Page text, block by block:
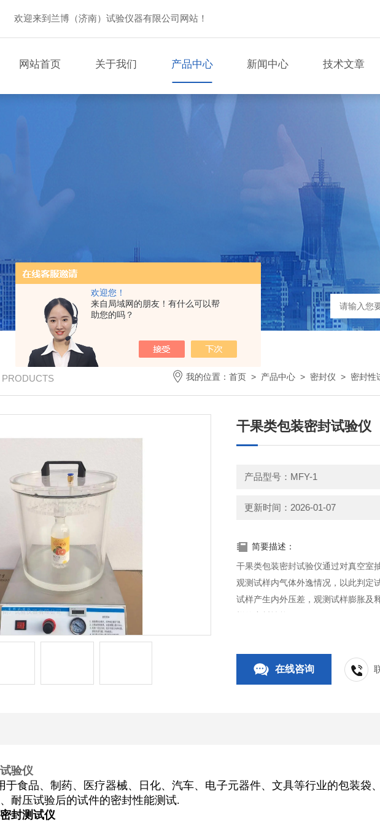
欢迎您！
来自局域网的朋友！有什么可以帮
助您的吗？
欢迎来到兰博（济南）试验仪器有限公司网站！
网站首页 关于我们 产品中心 新闻中心 技术文章
PRODUCTS 我的位置： 首页 > 产品中心 > 密封仪 > 密封性
干果类包装密封试验仪
产品型号：MFY-1
更新时间：2026-01-07
简要描述：
干果类包装密封试验仪通过对真空室
观测试样内气体外逸情况，以此判定
试样产生内外压差，观测试样膨胀及
样的密封性能。
在线咨询
验仪
于食品、制药、医疗器械、日化、汽车、电子元器件、文具等行业的包装袋
耐压试验后的试件的密封性能测试.
封测试仪